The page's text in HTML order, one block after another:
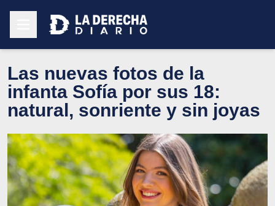
Las nuevas fotos de la
infanta Sofía por sus 18:
natural, sonriente y sin joyas